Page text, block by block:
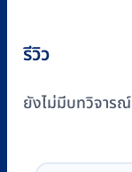
รีวิว
ยังไม่มีบทวิจารณ์